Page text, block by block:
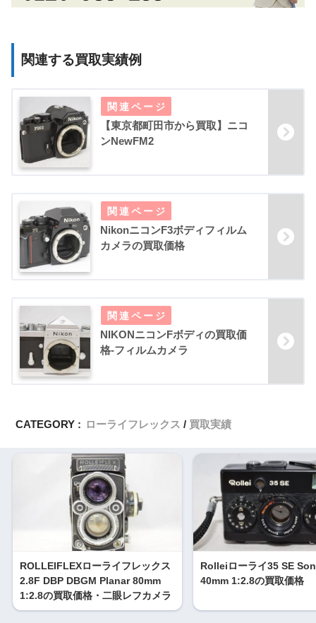
関連する買取実績例
【東京都町田市から買取】ニコ
ンNewFM2
NikonニコンF3ボディフィルム
カメラの買取価格
NIKONニコンFボディの買取価
格-フィルムカメラ
CATEGORY : ローライフレックス 買取実績
ROLLEIFLEXローライフレックス
2.8F DBP DBGM Planar 80mm
1:2.8の買取価格・二眼レフカメラ
Rolleiローライ35 SE
40mm 1:2.8の買取価格